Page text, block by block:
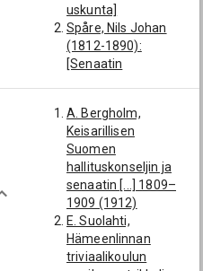
uskunta]
Spåre, Nils Johan
(1812-1890):
[Senaatin
prokuraattorintoimit
uskunta]
Dahlén, Nils August
(1829-1914):
[kamarineuvos;
valtioneuvos;
Hämeen läänin
lääninkamreeri;
Hämeen lääni
A. Bergholm,
Keisarillisen
Suomen
hallituskonseljin ja
senaatin [...] 1809–
1909 (1912)
E. Suolahti,
Hämeenlinnan
triviaalikoulun